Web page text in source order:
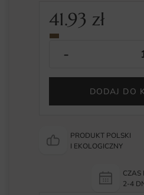
41.93zł
DODAJ DO
PRODUKT POLSKI
I EKOLOGICZNY
CZAS
2-4